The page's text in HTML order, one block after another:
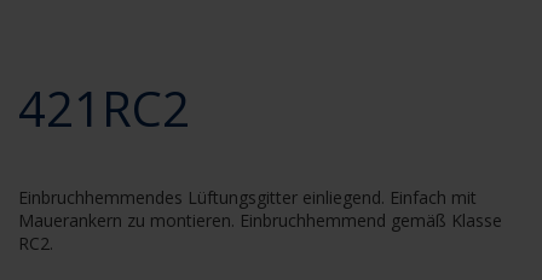
421RC2
Einbruchhemmendes Lüftungsgitter einliegend. Einfach mit
Mauerankern zu montieren. Einbruchhemmend gemäß Klasse
RC2.